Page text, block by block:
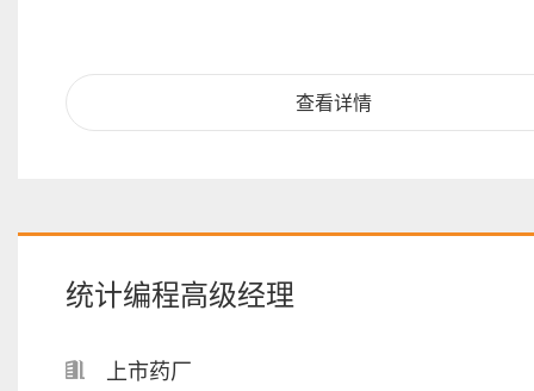
查看详情
统计编程高级经理
上市药厂